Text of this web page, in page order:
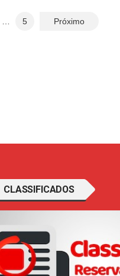
5 Próximo
CLASSIFICADOS